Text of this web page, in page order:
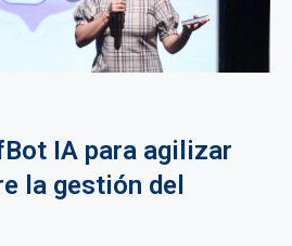
IA para agilizar
la gestión del